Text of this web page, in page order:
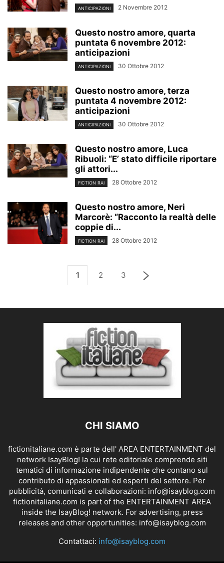
ANTICIPAZIONI 2 Novembre 2012
Questo nostro amore, quarta
puntata 6 novembre 2012:
anticipazioni
ANTICIPAZIONI 30 Ottobre 2012
Questo nostro amore, terza
puntata 4 novembre 2012:
anticipazioni
ANTICIPAZIONI 30 Ottobre 2012
Questo nostro amore, Luca
Ribuoli: “E’ stato difficile riportare
gli attori...
FICTION RAI 28 Ottobre 2012
Questo nostro amore, Neri
Marcorè: “Racconto la realtà delle
coppie di...
FICTION RAI 28 Ottobre 2012
1 2 3
CHI SIAMO
fictionitaliane.com è parte dell' AREA ENTERTAINMENT del
network IsayBlog! la cui rete editoriale comprende siti
tematici di informazione indipendente che contano sul
contributo di appassionati ed esperti del settore. Per
pubblicità, comunicati e collaborazioni: info@isayblog.com
fictionitaliane.com is part of the ENTERTAINMENT AREA
inside the IsayBlog! network. For advertising, press
releases and other opportunities: info@isayblog.com
Contattaci: info@isayblog.com